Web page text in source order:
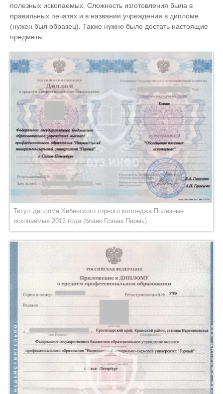
полезных ископаемых. Сложность изготовления была в
правильных печатях и в названии учреждения в дипломе
(нужен был образец). Также нужно было достать настоящие
предметы.
Титул диплома Хибинского горного колледжа Полезные
ископаемые 2012 года (бланк Гознак Пермь)